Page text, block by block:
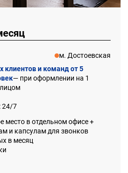
м. Достоевская
клиентов и команд от 5
— при оформлении на 1
24/7
место в отдельном офисе +
и капсулам для звонков
в месяц